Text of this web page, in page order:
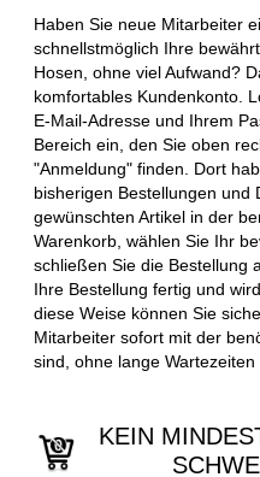
Haben Sie neue Mitarbeiter
schnellstmöglich Ihre
Hosen, ohne viel Aufwand?
komfortables Kundenkonto.
E-Mail-Adresse und Ihrem
Bereich ein, den Sie oben
"Anmeldung" finden. Dort
bisherigen Bestellungen und
gewünschten Artikel in der
Warenkorb, wählen Sie Ihr
schließen Sie die Bestellung
Ihre Bestellung fertig und
diese Weise können Sie
Mitarbeiter sofort mit der
sind, ohne lange
KEIN